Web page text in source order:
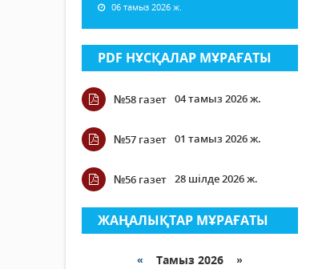
06 тамыз 2026 ж.
PDF НҰСҚАЛАР МҰРАҒАТЫ
№58 газет 04 тамыз 2026 ж.
№57 газет 01 тамыз 2026 ж.
№56 газет 28 шілде 2026 ж.
ЖАҢАЛЫҚТАР МҰРАҒАТЫ
« Тамыз 2026 »